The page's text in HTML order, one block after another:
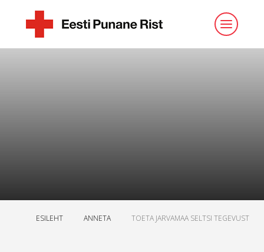
ESILEHT ANNETA TOETA JARVAMAA SELTSI TEGEVUST